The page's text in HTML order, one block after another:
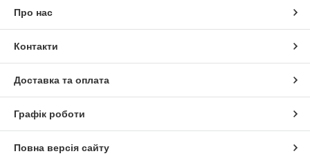
Про нас
Контакти
Доставка та оплата
Графік роботи
Повна версія сайту